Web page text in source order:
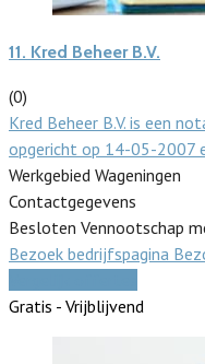
11. Kred Beheer B.V.
(0)
Kred Beheer B.V. is een
opgericht op 14-05-2007
Werkgebied Wageningen
Contactgegevens
Besloten Vennootschap
Bezoek bedrijfspagina
Gratis - Vrijblijvend